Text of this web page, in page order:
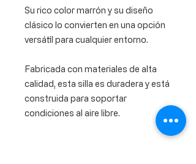
Su rico color marrón y su diseño
clásico lo convierten en una opción
versátil para cualquier entorno.
Fabricada con materiales de alta
calidad, esta silla es duradera y está
construida para soportar
condiciones al aire libre.